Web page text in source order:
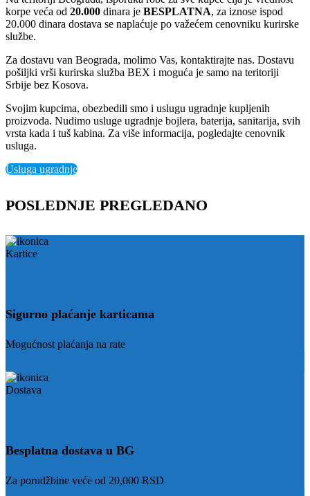
korpe veća od 20.000 dinara je BESPLATNA, za iznose ispod
20.000 dinara dostava se naplaćuje po važećem cenovniku kurirske
službe.
Za dostavu van Beograda, molimo Vas, kontaktirajte nas. Dostavu
pošiljki vrši kurirska služba BEX i moguća je samo na teritoriji
Srbije bez Kosova.
Svojim kupcima, obezbedili smo i uslugu ugradnje kupljenih
proizvoda. Nudimo usluge ugradnje bojlera, baterija, sanitarija, svih
vrsta kada i tuš kabina. Za više informacija, pogledajte cenovnik
usluga.
Usluga ugradnje
POSLEDNJE PREGLEDANO
Sigurno plaćanje karticama
Mogućnost plaćanja na rate
Besplatna dostava u BG
Za porudžbine veće od 20,000 RSD